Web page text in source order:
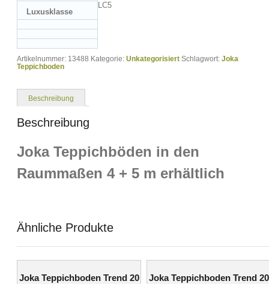
Luxusklasse
LC5
Artikelnummer: 13488 Kategorie: Unkategorisiert Schlagwort: Joka
Teppichboden
Beschreibung
Beschreibung
Joka Teppichböden in den
Raummaßen 4 + 5 m erhältlich
Ähnliche Produkte
Joka Teppichboden Trend 20
Joka Teppichboden Trend 20